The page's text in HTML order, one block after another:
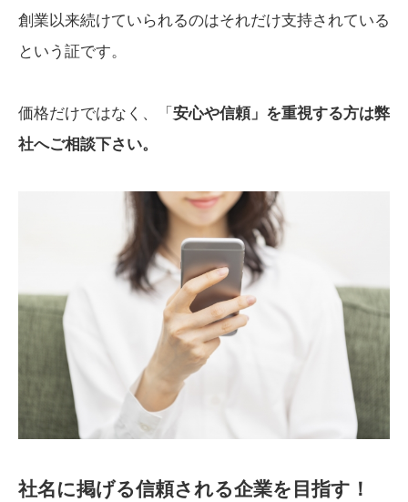
創業以来続けていられるのはそれだけ支持されている
という証です。
価格だけではなく、「 安心や信頼」を重視する方は弊
社へご相談下さい。
社名に掲げる信頼される企業を目指す！